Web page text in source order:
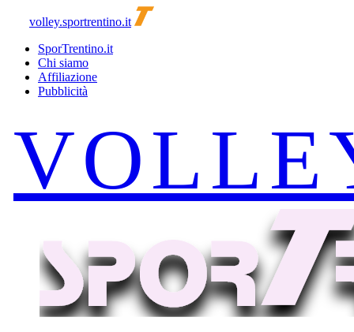
volley.sportrentino.it
SporTrentino.it
Chi siamo
Affiliazione
Pubblicità